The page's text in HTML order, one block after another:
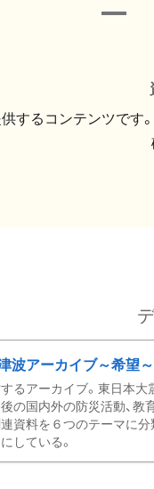
するコンテンツです。
波アーカイブ～希望～
るアーカイブ。東日本大
の国内外の防災活動、教
資料を６つのテーマに
している。